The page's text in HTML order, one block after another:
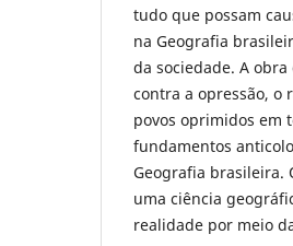
tudo que possam
na Geografia
da sociedade. A
contra a opressão, o
povos oprimidos em
fundamentos
Geografia brasileira.
uma ciência
realidade por meio